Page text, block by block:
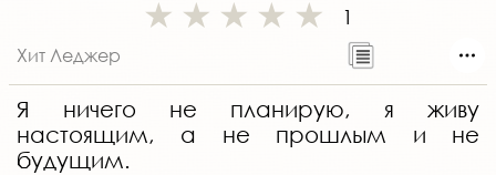
1
Хит Леджер
Я ничего не планирую, я живу
настоящим, а не прошлым и не
будущим.